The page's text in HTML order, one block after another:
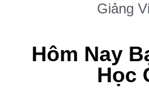
Giảng
Hôm Nay
Học